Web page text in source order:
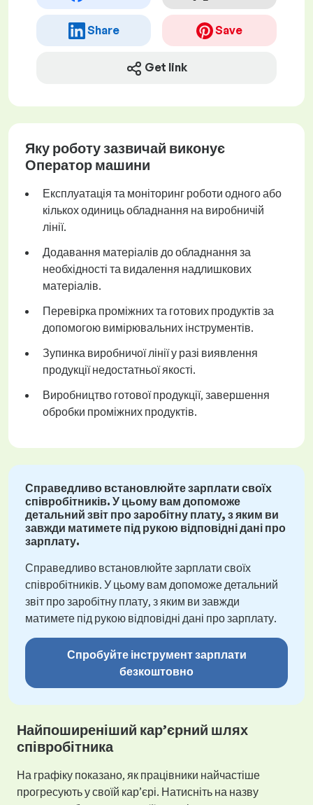
Share Save
Get link
Яку роботу зазвичай виконує
Оператор машини
Експлуатація та моніторинг роботи одного або
кількох одиниць обладнання на виробничій
лінії.
Додавання матеріалів до обладнання за
необхідності та видалення надлишкових
матеріалів.
Перевірка проміжних та готових продуктів за
допомогою вимірювальних інструментів.
Зупинка виробничої лінії у разі виявлення
продукції недостатньої якості.
Виробництво готової продукції, завершення
обробки проміжних продуктів.
Справедливо встановлюйте зарплати своїх
співробітників. У цьому вам допоможе
детальний звіт про заробітну плату, з яким ви
завжди матимете під рукою відповідні дані про
зарплату.
Справедливо встановлюйте зарплати своїх
співробітників. У цьому вам допоможе детальний
звіт про заробітну плату, з яким ви завжди
матимете під рукою відповідні дані про зарплату.
Спробуйте інструмент зарплати
безкоштовно
Найпоширеніший кар’єрний шлях
співробітника
На графіку показано, як працівники найчастіше
прогресують у своїй кар’єрі. Натисніть на назву